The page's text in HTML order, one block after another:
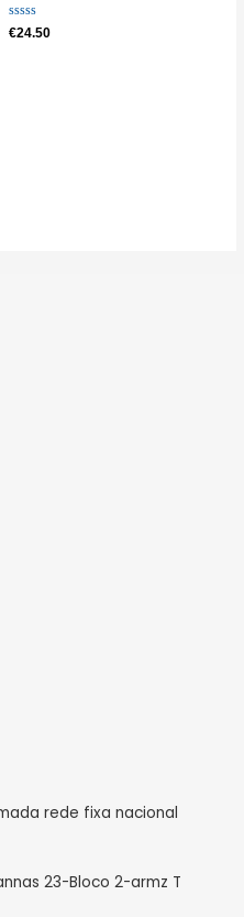
Avaliação
0
€24.50
rede fixa nacional
23-Bloco 2-armz T